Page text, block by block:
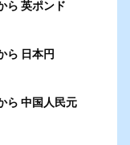
英ポンド
日本円
中国人民元